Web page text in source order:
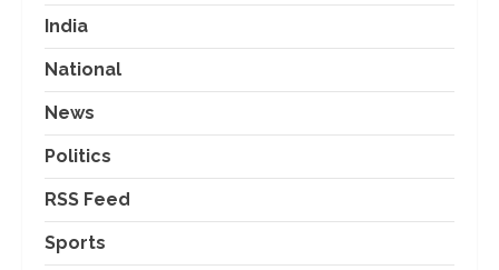
India
National
News
Politics
RSS Feed
Sports